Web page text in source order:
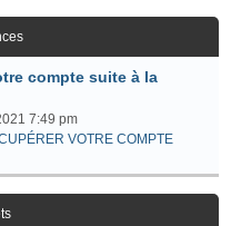
compte suite à la
7:49 pm
VOTRE COMPTE